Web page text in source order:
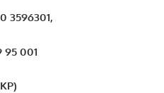
3596301,
95 001